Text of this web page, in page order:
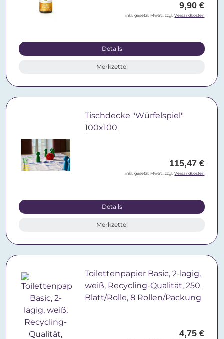
9,90 €
inkl. gesetzl. MwSt., zzgl.Versandkosten
Details
Merkzettel
Tischdecke "Würfelspiel"
100x100
115,47 €
inkl. gesetzl. MwSt., zzgl.Versandkosten
Details
Merkzettel
Toilettenpapier Basic, 2-lagig,
weiß, Recycling-Qualität, 250
Blatt/Rolle, 8 Rollen/Packung
4,75 €